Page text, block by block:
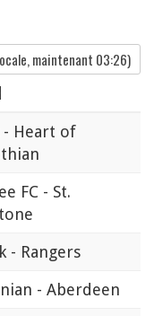
maintenant 03:26)
- Heart of
FC - St.
- Rangers
- Aberdeen